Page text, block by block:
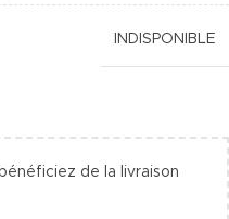
INDISPONIBLE
de la livraison